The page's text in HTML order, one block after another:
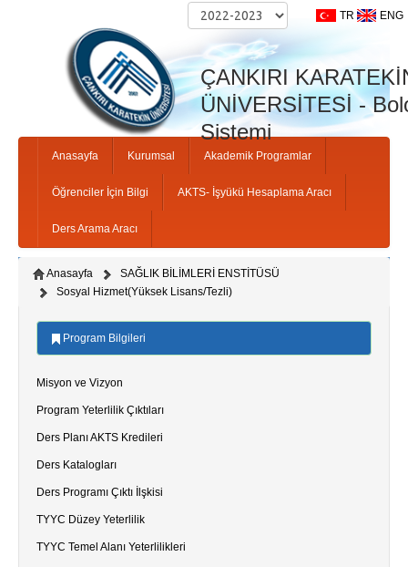
TR ENG
ÇANKIRI
ÜNİVERSİTESİ -
Sistemi
Anasayfa Kurumsal Akademik Programlar
Öğrenciler İçin Bilgi AKTS- İşyükü Hesaplama Aracı
Ders Arama Aracı
Anasayfa
SAĞLIK BİLİMLERİ ENSTİTÜSÜ
Sosyal Hizmet(Yüksek Lisans/Tezli)
Program Bilgileri
Misyon ve Vizyon
Program Yeterlilik Çıktıları
Ders Planı AKTS Kredileri
Ders Katalogları
Ders Programı Çıktı İlşkisi
TYYC Düzey Yeterlilik
TYYC Temel Alanı Yeterlilikleri